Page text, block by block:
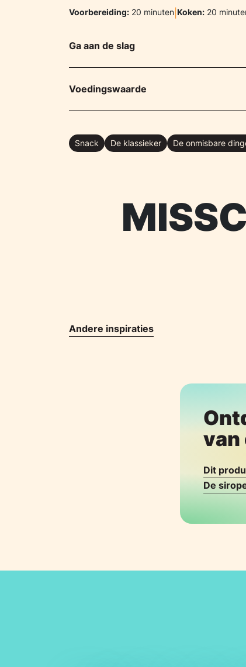
Voorbereiding: 20 minuten Koken: 20
Ga aan de slag
Voedingswaarde
Snack De klassieker De onmisbare
Andere inspiraties
van
Dit
De